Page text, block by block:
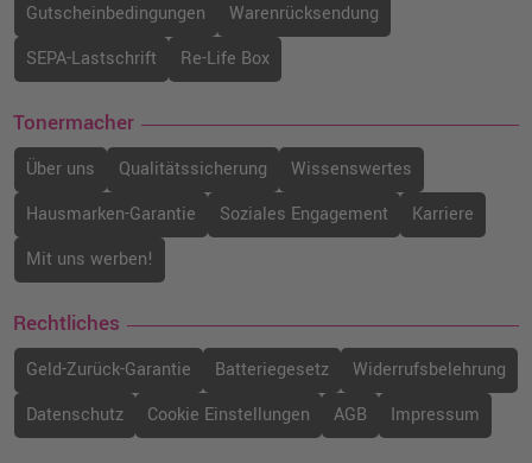
Gutscheinbedingungen
Warenrücksendung
SEPA-Lastschrift
Re-Life Box
Tonermacher
Über uns Qualitätssicherung
Wissenswertes
Hausmarken-Garantie
Soziales Engagement
Karriere
Mit uns werben!
Rechtliches
Geld-Zurück-Garantie Batteriegesetz
Widerrufsbelehrung
Datenschutz
Cookie Einstellungen AGB Impressum